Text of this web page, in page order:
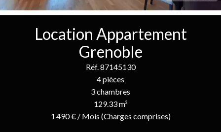
Location Appartement
Grenoble
Réf. 87145130
4 pièces
3 chambres
129.33 m²
1 490 € / Mois (Charges comprises)